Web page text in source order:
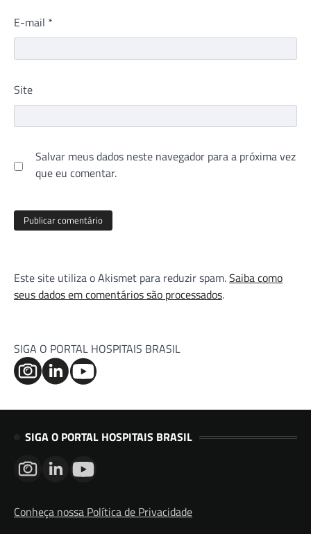
E-mail *
Site
Salvar meus dados neste navegador para a próxima vez
que eu comentar.
Este site utiliza o Akismet para reduzir spam.Saiba como
seus dados em comentários são processados.
SIGA O PORTAL HOSPITAIS BRASIL
SIGA O PORTAL HOSPITAIS BRASIL
Conheça nossa Política de Privacidade